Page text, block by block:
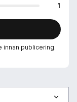
1
innan publicering.